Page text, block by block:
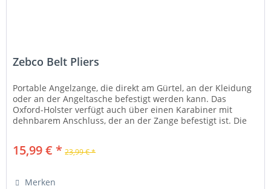
Zebco Belt Pliers
Portable Angelzange, die direkt am Gürtel, an der Kleidung
oder an der Angeltasche befestigt werden kann. Das
Oxford-Holster verfügt auch über einen Karabiner mit
dehnbarem Anschluss, der an der Zange befestigt ist. Die
15,99 € * 23,99 € *
Merken